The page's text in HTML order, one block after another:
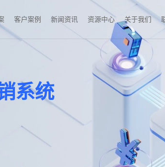
客户案例 新闻资讯 资源中心 关于我们
系统